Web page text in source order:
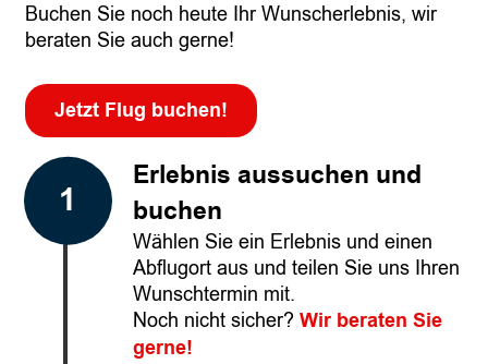
Buchen Sie noch heute Ihr Wunscherlebnis, wir
beraten Sie auch gerne!
Jetzt Flug buchen!
Erlebnis aussuchen und
buchen
Wählen Sie ein Erlebnis und einen
Abflugort aus und teilen Sie uns Ihren
Wunschtermin mit.
Noch nicht sicher? Wir beraten Sie
gerne!